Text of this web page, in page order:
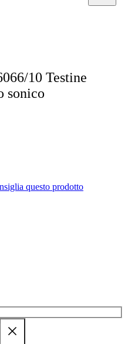
10 Testine
sonico
questo prodotto